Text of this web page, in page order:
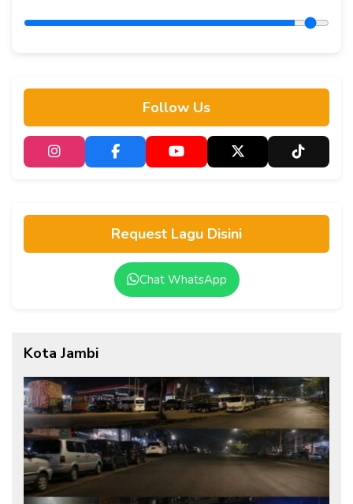
Follow Us
Request Lagu Disini
Chat WhatsApp
Kota Jambi